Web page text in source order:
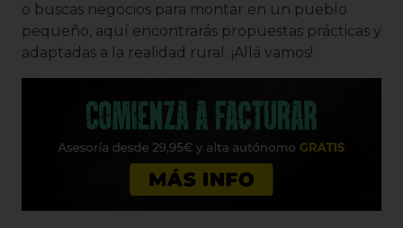
o buscas negocios para montar en un pueblo
pequeño, aquí encontrarás propuestas prácticas y
adaptadas a la realidad rural. ¡Allá vamos!